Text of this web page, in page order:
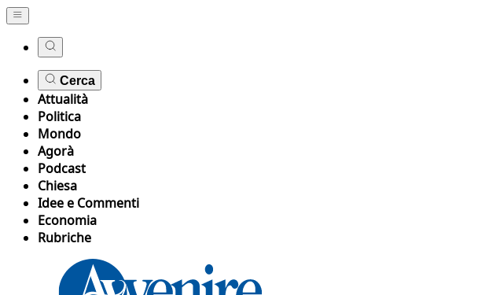
Cerca
Attualità
Politica
Mondo
Agorà
Podcast
Chiesa
Idee e Commenti
Economia
Rubriche